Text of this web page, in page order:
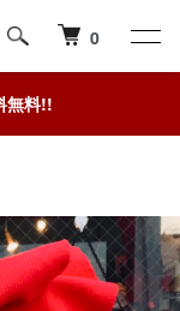
0
無料!!